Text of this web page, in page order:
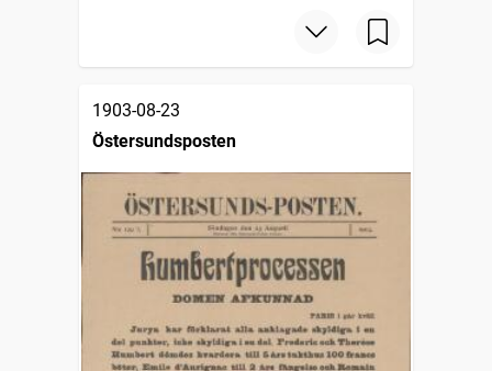
1903-08-23
Östersundsposten